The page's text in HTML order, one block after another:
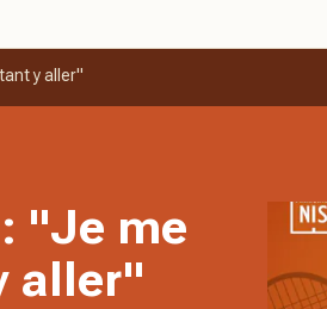
y aller"
"Je me
aller"